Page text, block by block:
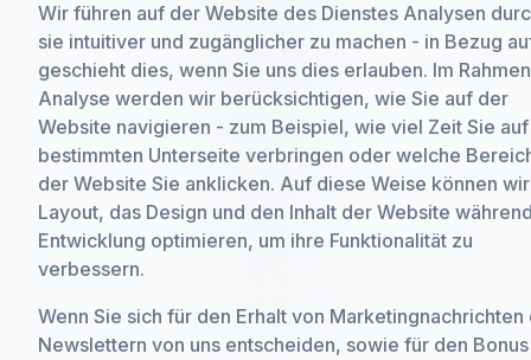
Wir führen auf der Website des Dienstes Analysen
sie intuitiver und zugänglicher zu machen - in Bezug
geschieht dies, wenn Sie uns dies erlauben. Im
Analyse werden wir berücksichtigen, wie Sie auf der
Website navigieren - zum Beispiel, wie viel Zeit Sie
bestimmten Unterseite verbringen oder welche
der Website Sie anklicken. Auf diese Weise können
Layout, das Design und den Inhalt der Website
Entwicklung optimieren, um ihre Funktionalität zu
verbessern.
Wenn Sie sich für den Erhalt von Marketingnachrichten
Newslettern von uns entscheiden, sowie für den Bonus